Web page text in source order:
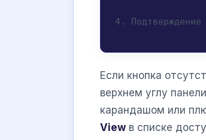
4.
Если кнопка
верхнем углу
карандашом или
View в списке